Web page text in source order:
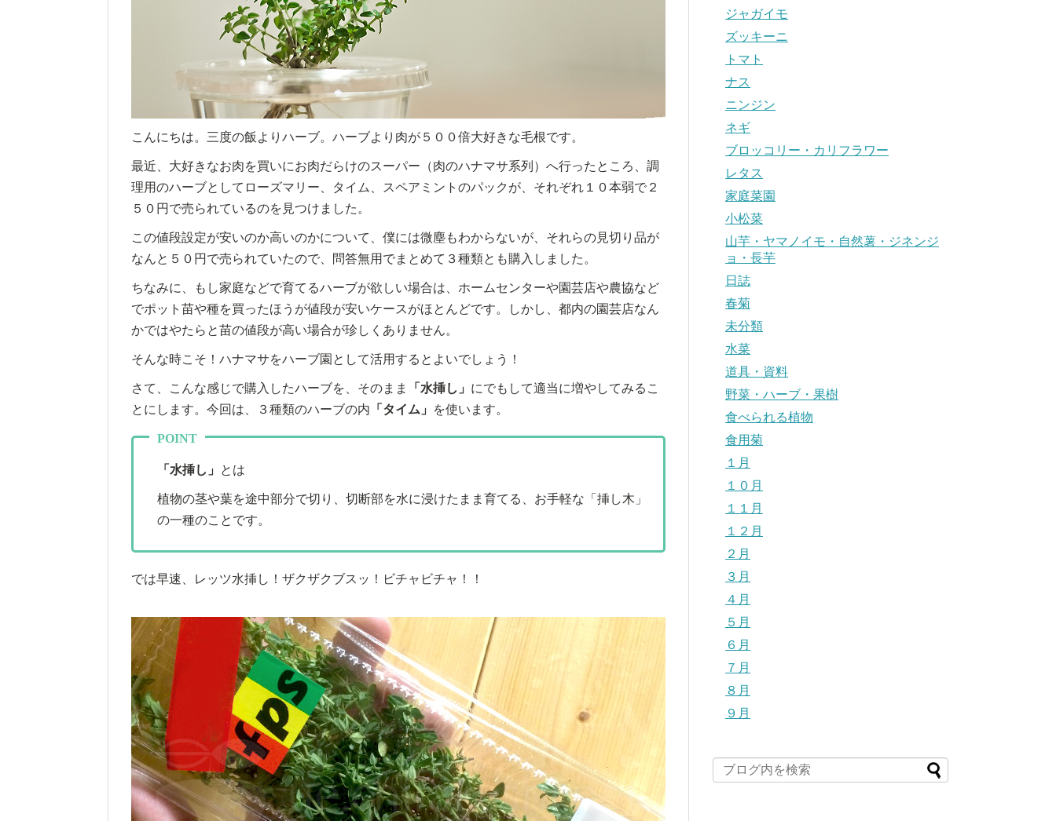
こんにちは。三度の飯よりハーブ。ハーブより肉が５００倍大好きな毛根です。
最近、大好きなお肉を買いにお肉だらけのスーパー（肉のハナマサ系列）へ行ったところ、調
理用のハーブとしてローズマリー、タイム、スペアミントのパックが、それぞれ１０本弱で２
５０円で売られているのを見つけました。
この値段設定が安いのか高いのかについて、僕には微塵もわからないが、それらの見切り品が
なんと５０円で売られていたので、問答無用でまとめて３種類とも購入しました。
ちなみに、もし家庭などで育てるハーブが欲しい場合は、ホームセンターや園芸店や農協など
でポット苗や種を買ったほうが値段が安いケースがほとんどです。しかし、都内の園芸店なん
かではやたらと苗の値段が高い場合が珍しくありません。
そんな時こそ！ハナマサをハーブ園として活用するとよいでしょう！
さて、こんな感じで購入したハーブを、そのまま 「水挿し」 にでもして適当に増やしてみるこ
とにします。今回は、３種類のハーブの内 「タイム」 を使います。
「水挿し」 とは
植物の茎や葉を途中部分で切り、切断部を水に浸けたまま育てる、お手軽な「挿し木」
の一種のことです。
では早速、レッツ水挿し！ザクザクブスッ！ビチャビチャ！！
ジャガイモ
ズッキーニ
トマト
ナス
ニンジン
ネギ
ブロッコリー・カリフラワー
レタス
家庭菜園
小松菜
山芋・ヤマノイモ・自然薯・ジネンジ
ョ・長芋
日誌
春菊
未分類
水菜
道具・資料
野菜・ハーブ・果樹
食べられる植物
食用菊
１月
１０月
１１月
１２月
２月
３月
４月
５月
６月
７月
８月
９月